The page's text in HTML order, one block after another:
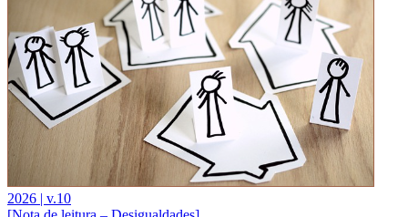
2026 | v.10